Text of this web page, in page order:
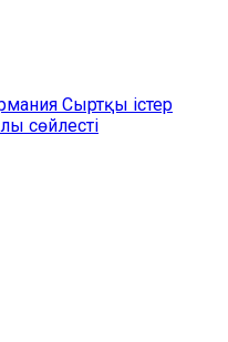
Сыртқы істер
сөйлесті